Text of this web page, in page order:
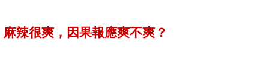
麻辣很爽，因果報應爽不爽？